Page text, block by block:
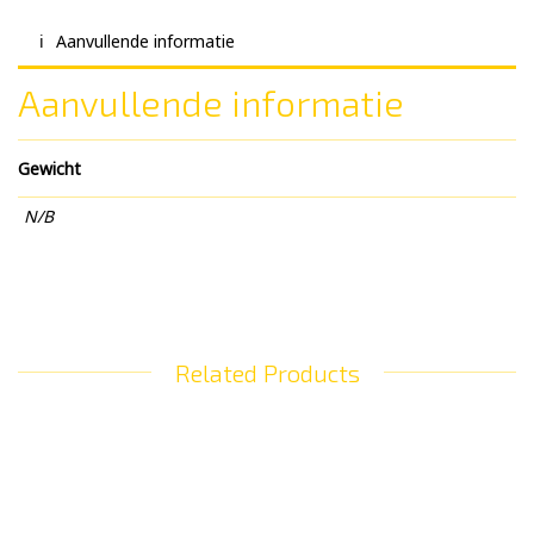
Aanvullende informatie
Aanvullende informatie
Gewicht
N/B
Related Products